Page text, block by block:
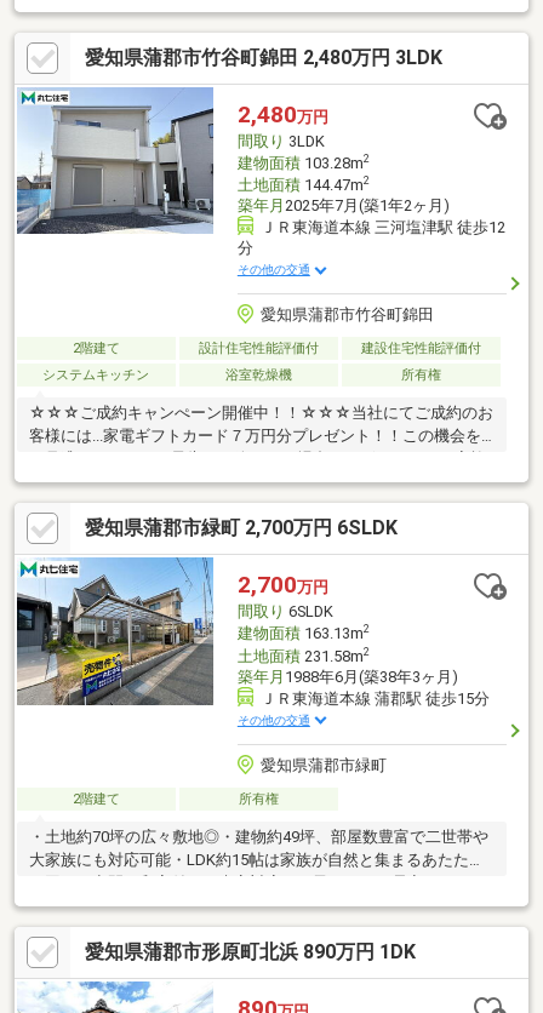
する場合があります。越境等がある可能性がありますが、現況渡
しとなります。
愛知県蒲郡市竹谷町錦田 2,480万円 3LDK
2,480万円
間取り 3LDK
建物面積103.28m2
土地面積144.47m2
築年月 2025年7月(築1年2ヶ月)
ＪＲ東海道本線 三河塩津駅 徒歩12
分
その他の交通
愛知県蒲郡市竹谷町錦田
2階建て 設計住宅性能評価付
建設住宅性能評価付
システムキッチン
浴室乾燥機 所有権
☆☆☆ご成約キャンぺーン開催中！！☆☆☆当社にてご成約のお
客様には...家電ギフトカード７万円分プレゼント！！この機会を
みんなが集まるLDKは広々21.5帖！水回りの位置が近く、家事動
線も整っています。洗面スペースも広く作られていて、朝の忙し
い時間帯にも複数人で使う事が出来ます！2階には3部屋あり、全
居室にクローゼットが付いています！散らかりがちなお部屋をキ
レイに魅せたいですよね！階段横にはファミリークロークがあ
り、お部屋スッキリ☆ 【 お問合せは、こちらまで 】
＼ 0120-07-1644 ／
愛知県蒲郡市緑町 2,700万円 6SLDK
2,700万円
間取り 6SLDK
建物面積163.13m2
土地面積231.58m2
築年月 1988年6月(築38年3ヶ月)
ＪＲ東海道本線 蒲郡駅 徒歩15分
その他の交通
愛知県蒲郡市緑町
2階建て 所有権
・土地約70坪の広々敷地◎・建物約49坪、部屋数豊富で二世帯や
大家族にも対応可能・LDK約15帖は家族が自然と集まるあたたか
にも便利！・全居室ゆとりある広さで、それぞれのプライベート
空間も充実・中央小学校まで徒歩約2分、毎日の通学も安心の距離
感・蒲郡駅徒歩15分、通勤・通学にも便利な立地・生活利便施設
が身近に揃う住環境 ぜひお問い合わせください！
愛知県蒲郡市形原町北浜 890万円 1DK